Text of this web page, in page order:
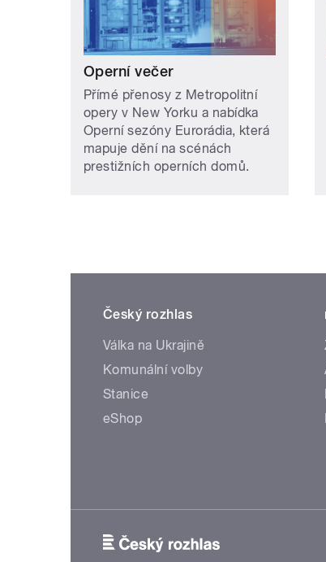
Operní večer
Přímé přenosy z Metropolitní
opery v New Yorku a nabídka
Operní sezóny Eurorádia, která
mapuje dění na scénách
prestižních operních domů.
Český rozhlas
Válka na Ukrajině
Komunální volby
Stanice
eShop